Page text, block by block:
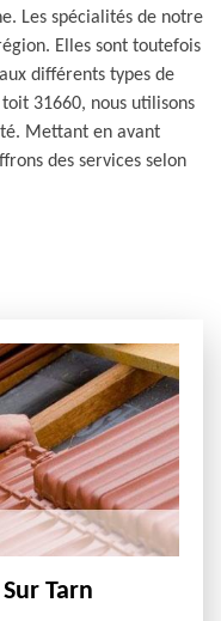
Les spécialités de notre
Elles sont toutefois
différents types de
31660, nous utilisons
Mettant en avant
des services selon
Tarn